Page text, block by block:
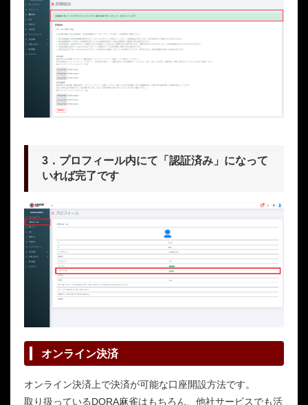
3．プロフィール内にて「認証済み」になって
いれば完了です
オンライン決済
オンライン決済上で決済が可能な口座開設方法です。
取り扱っているDORA麻雀はもちろん、他社サービスでも活